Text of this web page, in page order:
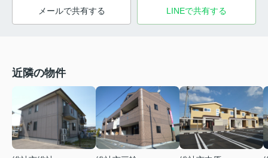
メールで共有する LINEで共有する
近隣の物件